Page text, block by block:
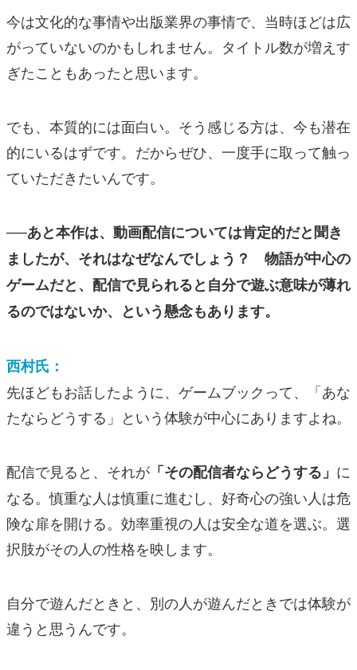
今は文化的な事情や出版業界の事情で、当時ほどは広
がっていないのかもしれません。タイトル数が増えす
ぎたこともあったと思います。
でも、本質的には面白い。そう感じる方は、今も潜在
的にいるはずです。だからぜひ、一度手に取って触っ
ていただきたいんです。
──あと本作は、動画配信については肯定的だと聞き
ましたが、それはなぜなんでしょう？ 物語が中心の
ゲームだと、配信で見られると自分で遊ぶ意味が薄れ
るのではないか、という懸念もあります。
西村氏：
先ほどもお話したように、ゲームブックって、「あな
たならどうする」という体験が中心にありますよね。
配信で見ると、それが 「その配信者ならどうする」 に
なる。慎重な人は慎重に進むし、好奇心の強い人は危
険な扉を開ける。効率重視の人は安全な道を選ぶ。選
択肢がその人の性格を映します。
自分で遊んだときと、別の人が遊んだときでは体験が
違うと思うんです。